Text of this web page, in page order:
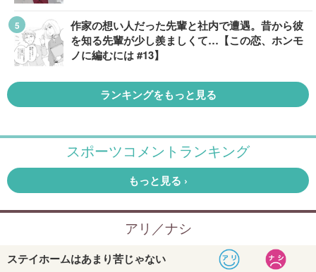
作家の想い人だった先輩と社内で遭遇。昔から彼
を知る先輩が少し羨ましくて…【この恋、ホンモ
ノに編むには #13】
ランキングをもっと見る